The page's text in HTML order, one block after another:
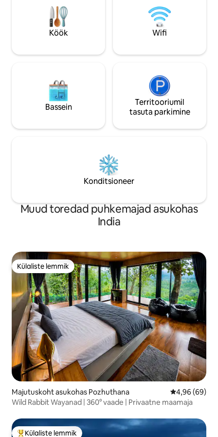
loodusesse, nautida elusloodust, puhast
värsket õhku, öist taevast, rahu ja
kohelge seda austusega.
Hommikusöök on
ei toimu jõel
valjusti muusikat,
võõrusta
Köök Wifi
Bassein
Territooriumil
tasuta parkimine
Konditsioneer
Muud toredad puhkemajad asukohas
India
Külaliste lemmik
Külaliste lemmik
Majutuskoht asukohas Pozhuthana Keskmine
4,96 (69)
Wild Rabbit Wayanad | 360° vaade | Privaatne maamaja
Külaliste lemmik